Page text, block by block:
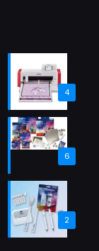
4
6
2